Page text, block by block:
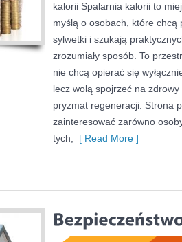
kalorii Spalarnia kalorii to
myślą o osobach, które chcą
sylwetki i szukają
zrozumiały sposób. To
nie chcą opierać się
lecz wolą spojrzeć na
pryzmat regeneracji. Strona
zainteresować zarówno
tych,
[ Read More ]